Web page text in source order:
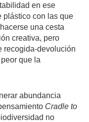
en ese
plástico con las que
una cesta
creativa, pero
recogida-devolución
que la
abundancia
Cradle to
no